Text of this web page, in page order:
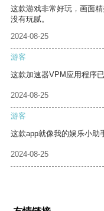
这款游戏非常好玩，画面
没有玩腻。
2024-08-25
游客
这款加速器VPM应用程序
2024-08-25
游客
这款app就像我的娱乐小助
2024-08-25